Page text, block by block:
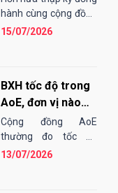
EGOPLAY
hành cùng cộng đồng
AoE Việt Nam,
15/07/2026
BXH tốc độ trong
AoE, đơn vị nào
"chạy" nhanh
nhất?
Cộng đồng AoE
thường đo tốc độ
chạy của các đơn vị
13/07/2026